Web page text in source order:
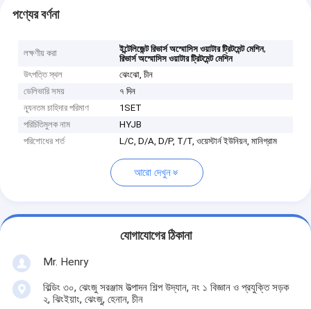
পণ্যের বর্ণনা
লক্ষণীয় করা ইন্টেলিজেন্ট রিভার্স অস্মোসিস ওয়াটার ট্রিটমেন্ট মেশিন,
রিভার্স অস্মোসিস ওয়াটার ট্রিটমেন্ট মেশিন
উৎপত্তি স্থল
ঝেংঝো, চীন
ডেলিভারি সময়
৭ দিন
ন্যূনতম চাহিদার পরিমাণ
1SET
পরিচিতিমুলক নাম
HYJB
পরিশোধের শর্ত
L/C, D/A, D/P, T/T, ওয়েস্টার্ন ইউনিয়ন, মানিগ্রাম
আরো দেখুন
যোগাযোগের ঠিকানা
Mr. Henry
বিল্ডিং ৩০, ঝেংজু সরঞ্জাম উত্পাদন শিল্প উদ্যান, নং ১ বিজ্ঞান ও প্রযুক্তি সড়ক
২, ঝিংইয়াং, ঝেংজু, হেনান, চীন